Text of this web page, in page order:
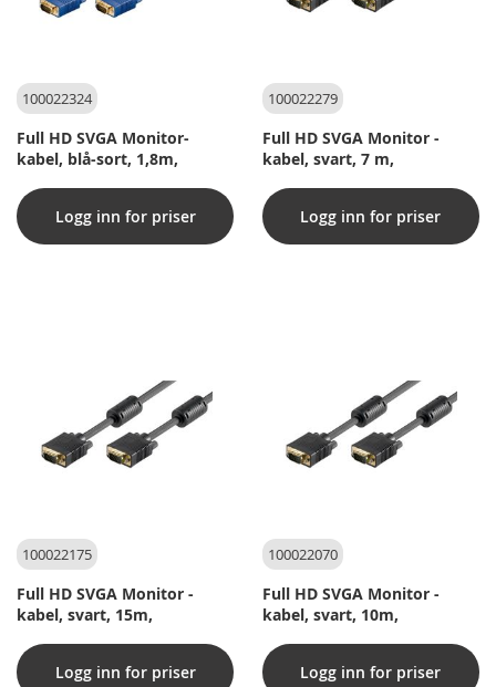
100022324
Full HD SVGA Monitor-
kabel, blå-sort, 1,8m,
Logg inn for priser
100022279
Full HD SVGA Monitor -
kabel, svart, 7 m,
Logg inn for priser
100022175
Full HD SVGA Monitor -
kabel, svart, 15m,
Logg inn for priser
100022070
Full HD SVGA Monitor -
kabel, svart, 10m,
Logg inn for priser